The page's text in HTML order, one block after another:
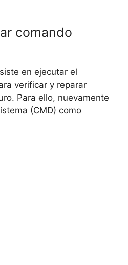
comando
en ejecutar el
verificar y reparar
Para ello, nuevamente
(CMD) como